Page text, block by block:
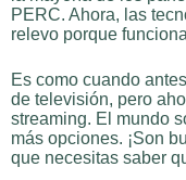
PERC. Ahora, las
relevo porque
Es como cuando
de televisión, pero
streaming. El mundo
más opciones. ¡Son
que necesitas saber